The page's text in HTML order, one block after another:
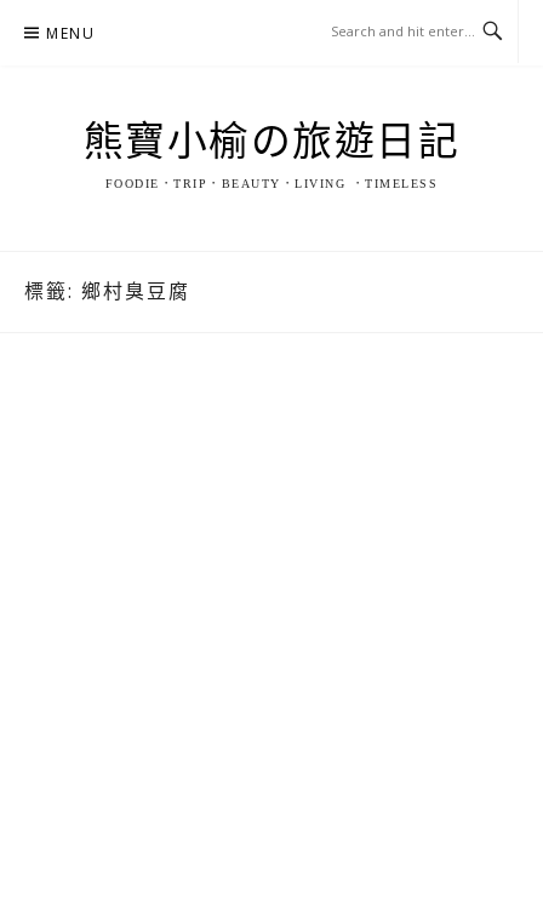
MENU
熊寶小榆の旅遊日記
FOODIE．TRIP．BEAUTY．LIVING ．TIMELESS
標籤: 鄉村臭豆腐